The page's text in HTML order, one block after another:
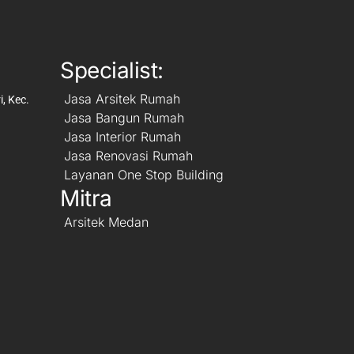
Kec.
Specialist:
Jasa Arsitek Rumah
Jasa Bangun Rumah
Jasa Interior Rumah
Jasa Renovasi Rumah
Layanan One Stop Building
Mitra
Arsitek Medan